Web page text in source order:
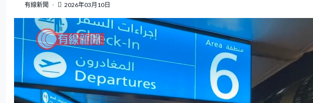
有線新聞 2026年03月10日